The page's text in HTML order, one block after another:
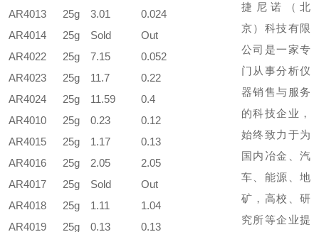
AR4013
25g 3.01
0.024
AR4014
25g Sold
Out
AR4022
25g 7.15
0.052
AR4023
25g 11.7
0.22
AR4024
25g 11.59
0.4
AR4010
25g 0.23
0.12
AR4015
25g 1.17
0.13
AR4016
25g 2.05
2.05
AR4017
25g Sold
Out
AR4018
25g 1.11
1.04
AR4019
25g 0.13
0.13
捷尼诺（北
京）科技有限
公司是一家专
门从事分析仪
器销售与服务
的科技企业，
始终致力于为
国内冶金、汽
车、能源、地
矿，高校、研
究所等企业提